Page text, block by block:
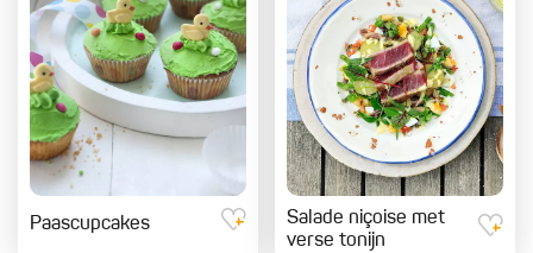
Paascupcakes
Salade niçoise met
verse tonijn